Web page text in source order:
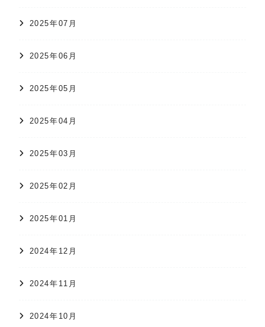
2025年07月
2025年06月
2025年05月
2025年04月
2025年03月
2025年02月
2025年01月
2024年12月
2024年11月
2024年10月